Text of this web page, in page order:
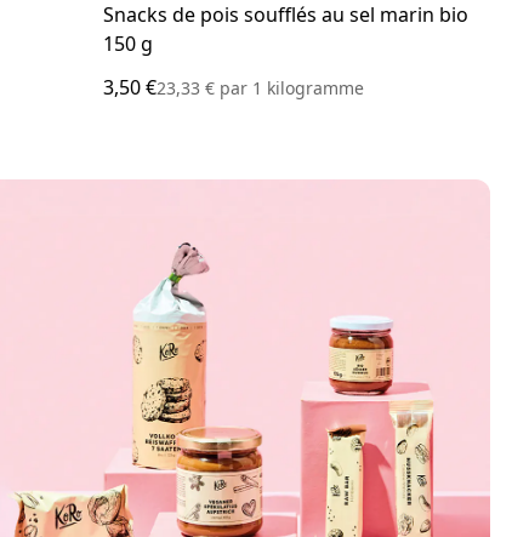
Snacks de pois soufflés au sel marin bio
150 g
3,50 €23,33 € par1 kilogramme